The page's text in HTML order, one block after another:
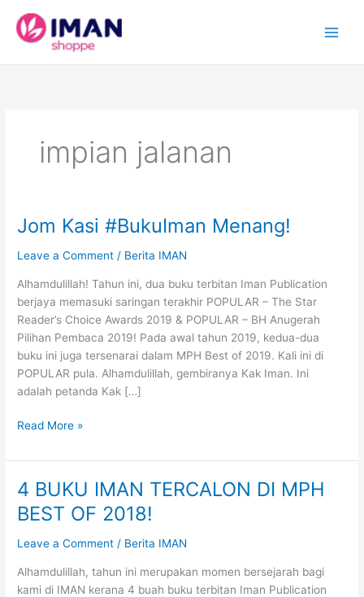
content
impian jalanan
Jom Kasi #BukuIman Menang!
Leave a Comment / Berita IMAN
Alhamdulillah! Tahun ini, dua buku terbitan Iman Publication
berjaya memasuki saringan terakhir POPULAR – The Star
Reader’s Choice Awards 2019 & POPULAR – BH Anugerah
Pilihan Pembaca 2019! Pada awal tahun 2019, kedua-dua
buku ini juga tersenarai dalam MPH Best of 2019. Kali ini di
POPULAR pula. Alhamdulillah, gembiranya Kak Iman. Ini
adalah petanda Kak […]
Jom
#BukuIman
Menang!
Read More »
4 BUKU IMAN TERCALON DI MPH
BEST OF 2018!
Leave a Comment / Berita IMAN
Alhamdulillah, tahun ini merupakan momen bersejarah bagi
kami di IMAN kerana 4 buah buku terbitan Iman Publication